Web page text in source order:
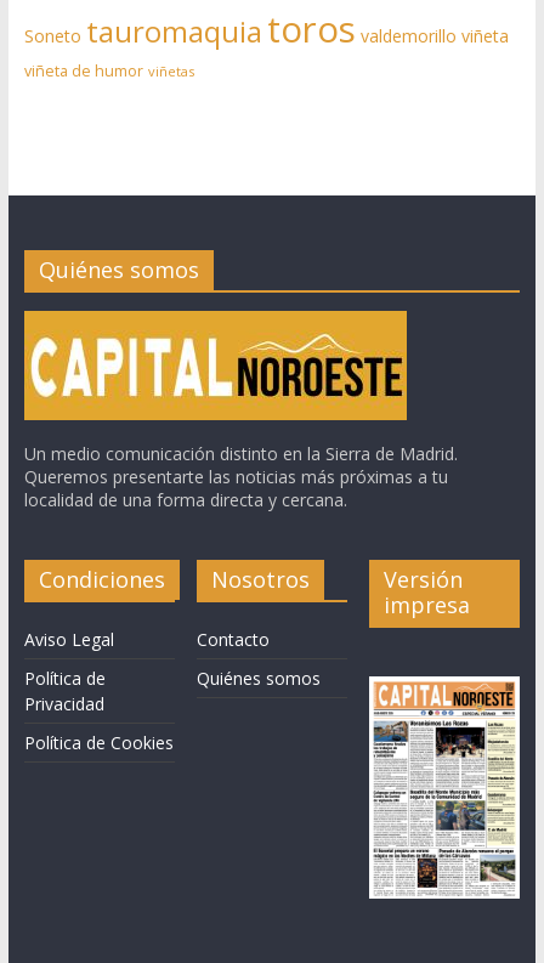
Soneto tauromaquia toros valdemorillo viñeta
viñeta de humor viñetas
Quiénes somos
Un medio comunicación distinto en la Sierra de Madrid.
Queremos presentarte las noticias más próximas a tu
localidad de una forma directa y cercana.
Condiciones
Aviso Legal
Política de
Privacidad
Política de Cookies
Nosotros
Contacto
Quiénes somos
Versión
impresa